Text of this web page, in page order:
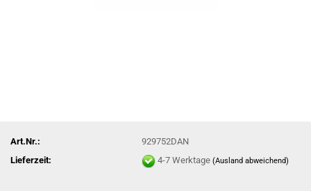
Art.Nr.:
929752DAN
Lieferzeit:
4-7 Werktage(Ausland abweichend)